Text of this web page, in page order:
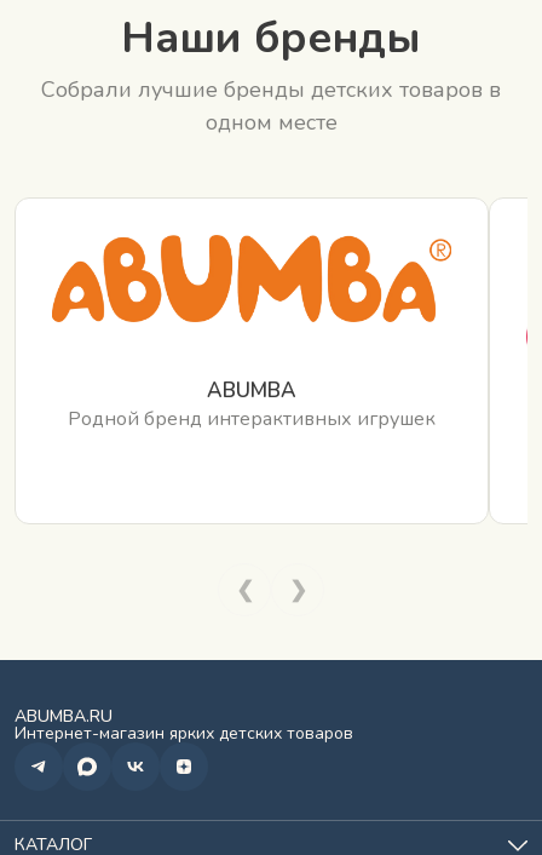
Наши бренды
Собрали лучшие бренды детских товаров в
одном месте
ABUMBA
Родной бренд интерактивных игрушек
❮ ❯
ABUMBA.RU
Интернет-магазин ярких детских товаров
КАТАЛОГ